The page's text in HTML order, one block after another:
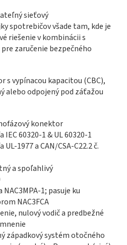
sieťový
spotrebičov všade tam, kde je
riešenie v kombinácii s
zaručenie bezpečného
s vypínacou kapacitou (CBC),
alebo odpojený pod záťažou
konektor
60320-1 & UL 60320-1
1977 a CAN/CSA-C22.2 č.
a spoľahlivý
1; pasuje ku
NAC3FCA
nulový vodič a predbežné
západkový systém otočného